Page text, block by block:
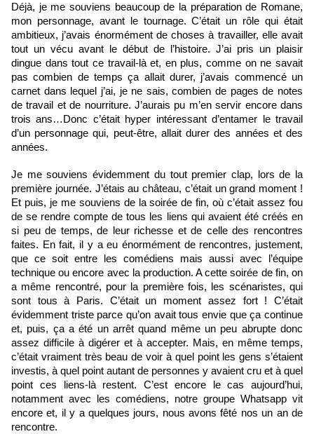
Déjà, je me souviens beaucoup de la préparation de Romane,
mon personnage, avant le tournage. C’était un rôle qui était
ambitieux, j’avais énormément de choses à travailler, elle avait
tout un vécu avant le début de l’histoire. J’ai pris un plaisir
dingue dans tout ce travail-là et, en plus, comme on ne savait
pas combien de temps ça allait durer, j’avais commencé un
carnet dans lequel j’ai, je ne sais, combien de pages de notes
de travail et de nourriture. J’aurais pu m’en servir encore dans
trois ans…Donc c’était hyper intéressant d’entamer le travail
d’un personnage qui, peut-être, allait durer des années et des
années.
Je me souviens évidemment du tout premier clap, lors de la
première journée. J’étais au château, c’était un grand moment !
Et puis, je me souviens de la soirée de fin, où c’était assez fou
de se rendre compte de tous les liens qui avaient été créés en
si peu de temps, de leur richesse et de celle des rencontres
faites. En fait, il y a eu énormément de rencontres, justement,
que ce soit entre les comédiens mais aussi avec l’équipe
technique ou encore avec la production. A cette soirée de fin, on
a même rencontré, pour la première fois, les scénaristes, qui
sont tous à Paris. C’était un moment assez fort ! C’était
évidemment triste parce qu’on avait tous envie que ça continue
et, puis, ça a été un arrêt quand même un peu abrupte donc
assez difficile à digérer et à accepter. Mais, en même temps,
c’était vraiment très beau de voir à quel point les gens s’étaient
investis, à quel point autant de personnes y avaient cru et à quel
point ces liens-là restent. C’est encore le cas aujourd’hui,
notamment avec les comédiens, notre groupe Whatsapp vit
encore et, il y a quelques jours, nous avons fêté nos un an de
rencontre.